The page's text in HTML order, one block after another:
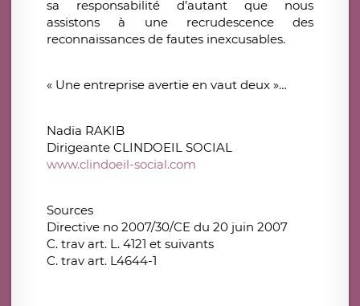
sa responsabilité d’autant que nous
assistons à une recrudescence des
reconnaissances de fautes inexcusables.
« Une entreprise avertie en vaut deux »…
Nadia RAKIB
Dirigeante CLINDOEIL SOCIAL
www.clindoeil-social.com
Sources
Directive no 2007/30/CE du 20 juin 2007
C. trav art. L. 4121 et suivants
C. trav art. L4644-1